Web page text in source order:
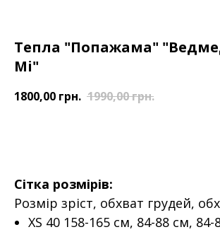
Тепла "Попажама"
Мі"
1800,00 грн. 1990,00грн.
Сітка розмірів:
Розмір зріст, обхват грудей,
XS 40 158-165 см, 84-88 см, 84-